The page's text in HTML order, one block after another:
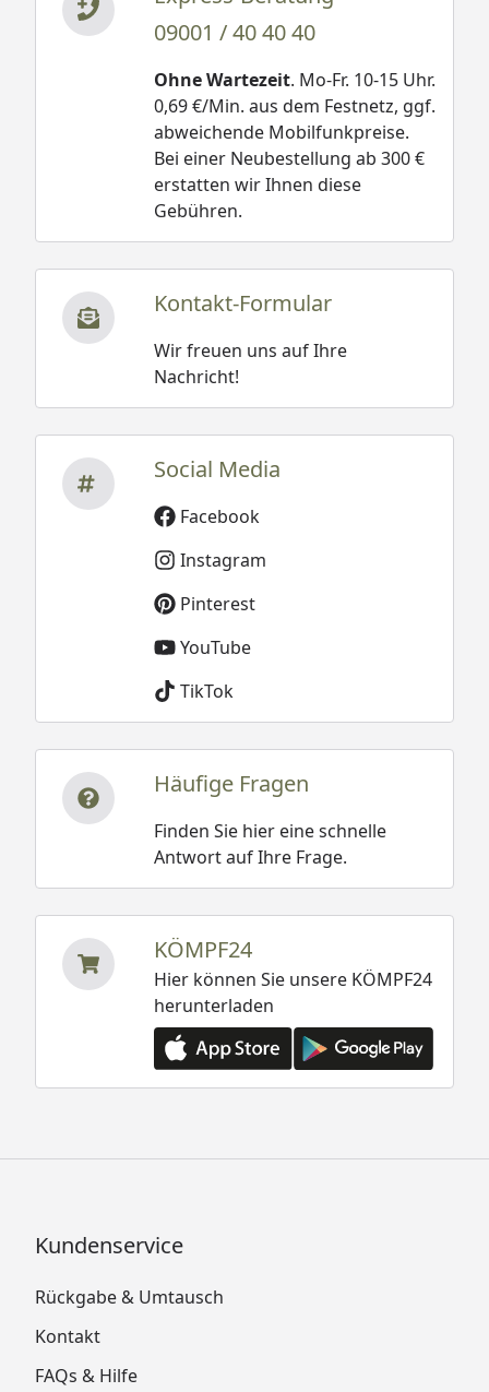
09001 / 40 40 40
Ohne Wartezeit. Mo-Fr. 10-15 Uhr.
0,69 €/Min. aus dem Festnetz, ggf.
abweichende Mobilfunkpreise.
Bei einer Neubestellung ab 300 €
erstatten wir Ihnen diese
Gebühren.
Kontakt-Formular
Wir freuen uns auf Ihre
Nachricht!
Social Media
Facebook
Instagram
Pinterest
YouTube
TikTok
Häufige Fragen
Finden Sie hier eine schnelle
Antwort auf Ihre Frage.
KÖMPF24
Hier können Sie unsere KÖMPF24
herunterladen
Kundenservice
Rückgabe & Umtausch
Kontakt
FAQs & Hilfe